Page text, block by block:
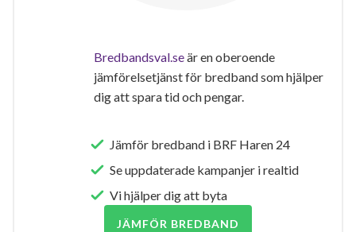
Bredbandsval.seär en oberoende
jämförelsetjänst för bredband som hjälper
dig att spara tid och pengar.
Jämför bredband i BRF Haren 24
Se uppdaterade kampanjer i realtid
Vi hjälper dig att byta
JÄMFÖR BREDBAND